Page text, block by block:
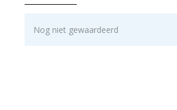
Nog niet gewaardeerd